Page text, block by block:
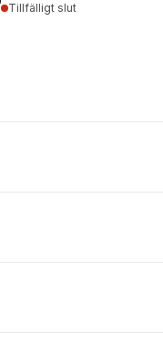
Tillfälligt slut